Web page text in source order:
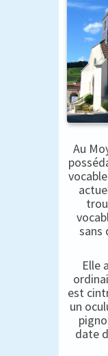
Au
sans
Elle
est
un
date